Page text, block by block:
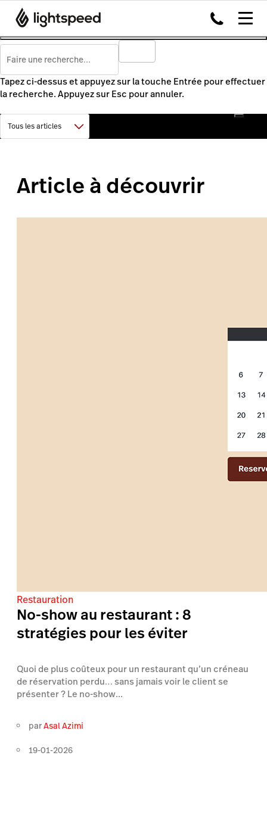
Tapez ci-dessus et appuyez sur la touche Entrée pour effectuer
la recherche. Appuyez sur Esc pour annuler.
Article à découvrir
Restauration
No-show au restaurant : 8
stratégies pour les éviter
Quoi de plus coûteux pour un restaurant qu’un créneau
de réservation perdu… sans jamais voir le client se
présenter ? Le no-show...
parAsal Azimi
19-01-2026